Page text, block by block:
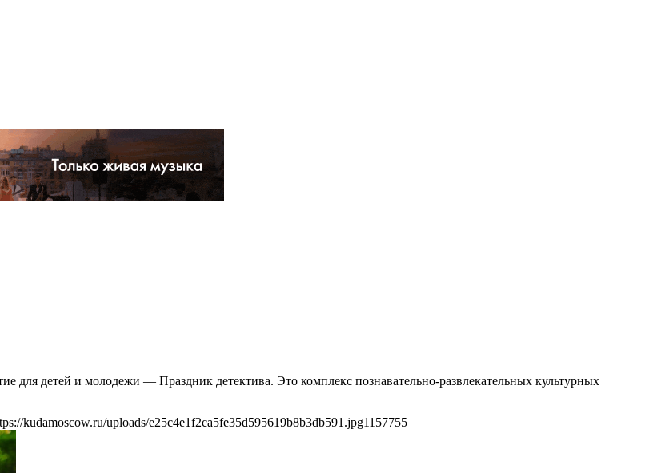
для детей и молодежи — Праздник детектива. Это комплекс познавательно-развлекательных культурных
kudamoscow.ru/uploads/e25c4e1f2ca5fe35d595619b8b3db591.jpg1157755